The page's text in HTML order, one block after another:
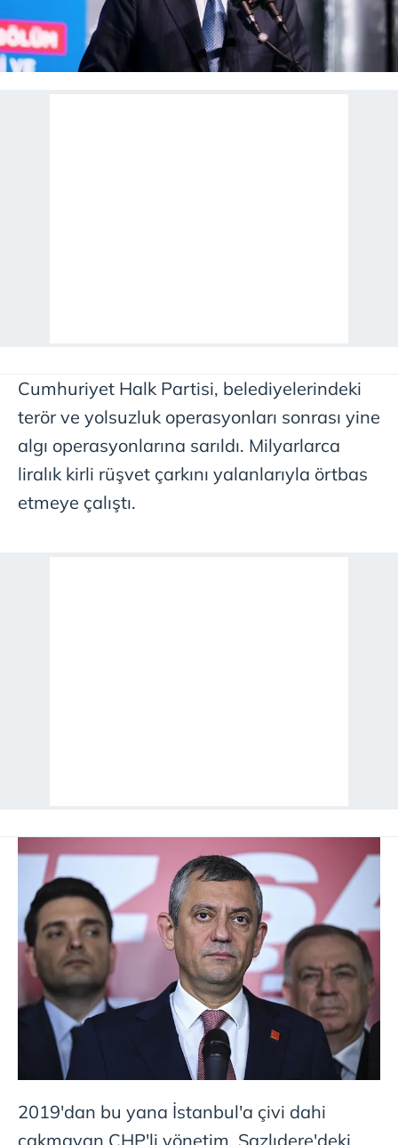
Cumhuriyet Halk Partisi, belediyelerindeki
terör ve yolsuzluk operasyonları sonrası yine
algı operasyonlarına sarıldı. Milyarlarca
liralık kirli rüşvet çarkını yalanlarıyla örtbas
etmeye çalıştı.
2019'dan bu yana İstanbul'a çivi dahi
çakmayan CHP'li yönetim, Sazlıdere'deki